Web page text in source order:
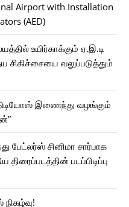
Airport with Installation
(AED)
உயிர்காக்கும் ஏ.இ.டி
சிகிச்சையை வலுப்படுத்தும்
இணைந்து வழங்கும்
பேட்லர்ஸ் சினிமா சார்பாக
திரைப்படத்தின் படப்பிடிப்பு
நிகழ்வு!